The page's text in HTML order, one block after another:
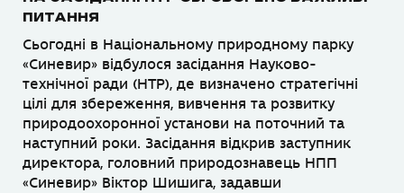
ПИТАННЯ
Сьогодні в Національному природному парку
«Синевир» відбулося засідання Науково-
технічної ради (НТР), де визначено стратегічні
цілі для збереження, вивчення та розвитку
природоохоронної установи на поточний та
наступний роки. Засідання відкрив заступник
директора, головний природознавець НПП
«Синевир» Віктор Шишига, задавши